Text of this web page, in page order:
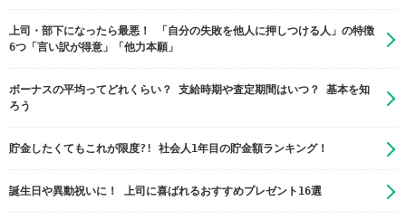
上司・部下になったら最悪！ 「自分の失敗を他人に押しつける人」の特徴
6つ「言い訳が得意」「他力本願」
ボーナスの平均ってどれくらい？ 支給時期や査定期間はいつ？ 基本を知
ろう
貯金したくてもこれが限度?! 社会人1年目の貯金額ランキング！
誕生日や異動祝いに！ 上司に喜ばれるおすすめプレゼント16選